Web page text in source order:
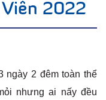
Viên 2022
ngày 2 đêm toàn thể
nhưng ai nấy đều